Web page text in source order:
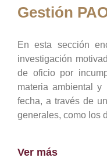
Gestión
En esta sección
investigación
de oficio por
materia ambiental
fecha, a través de
generales, como los
Ver más